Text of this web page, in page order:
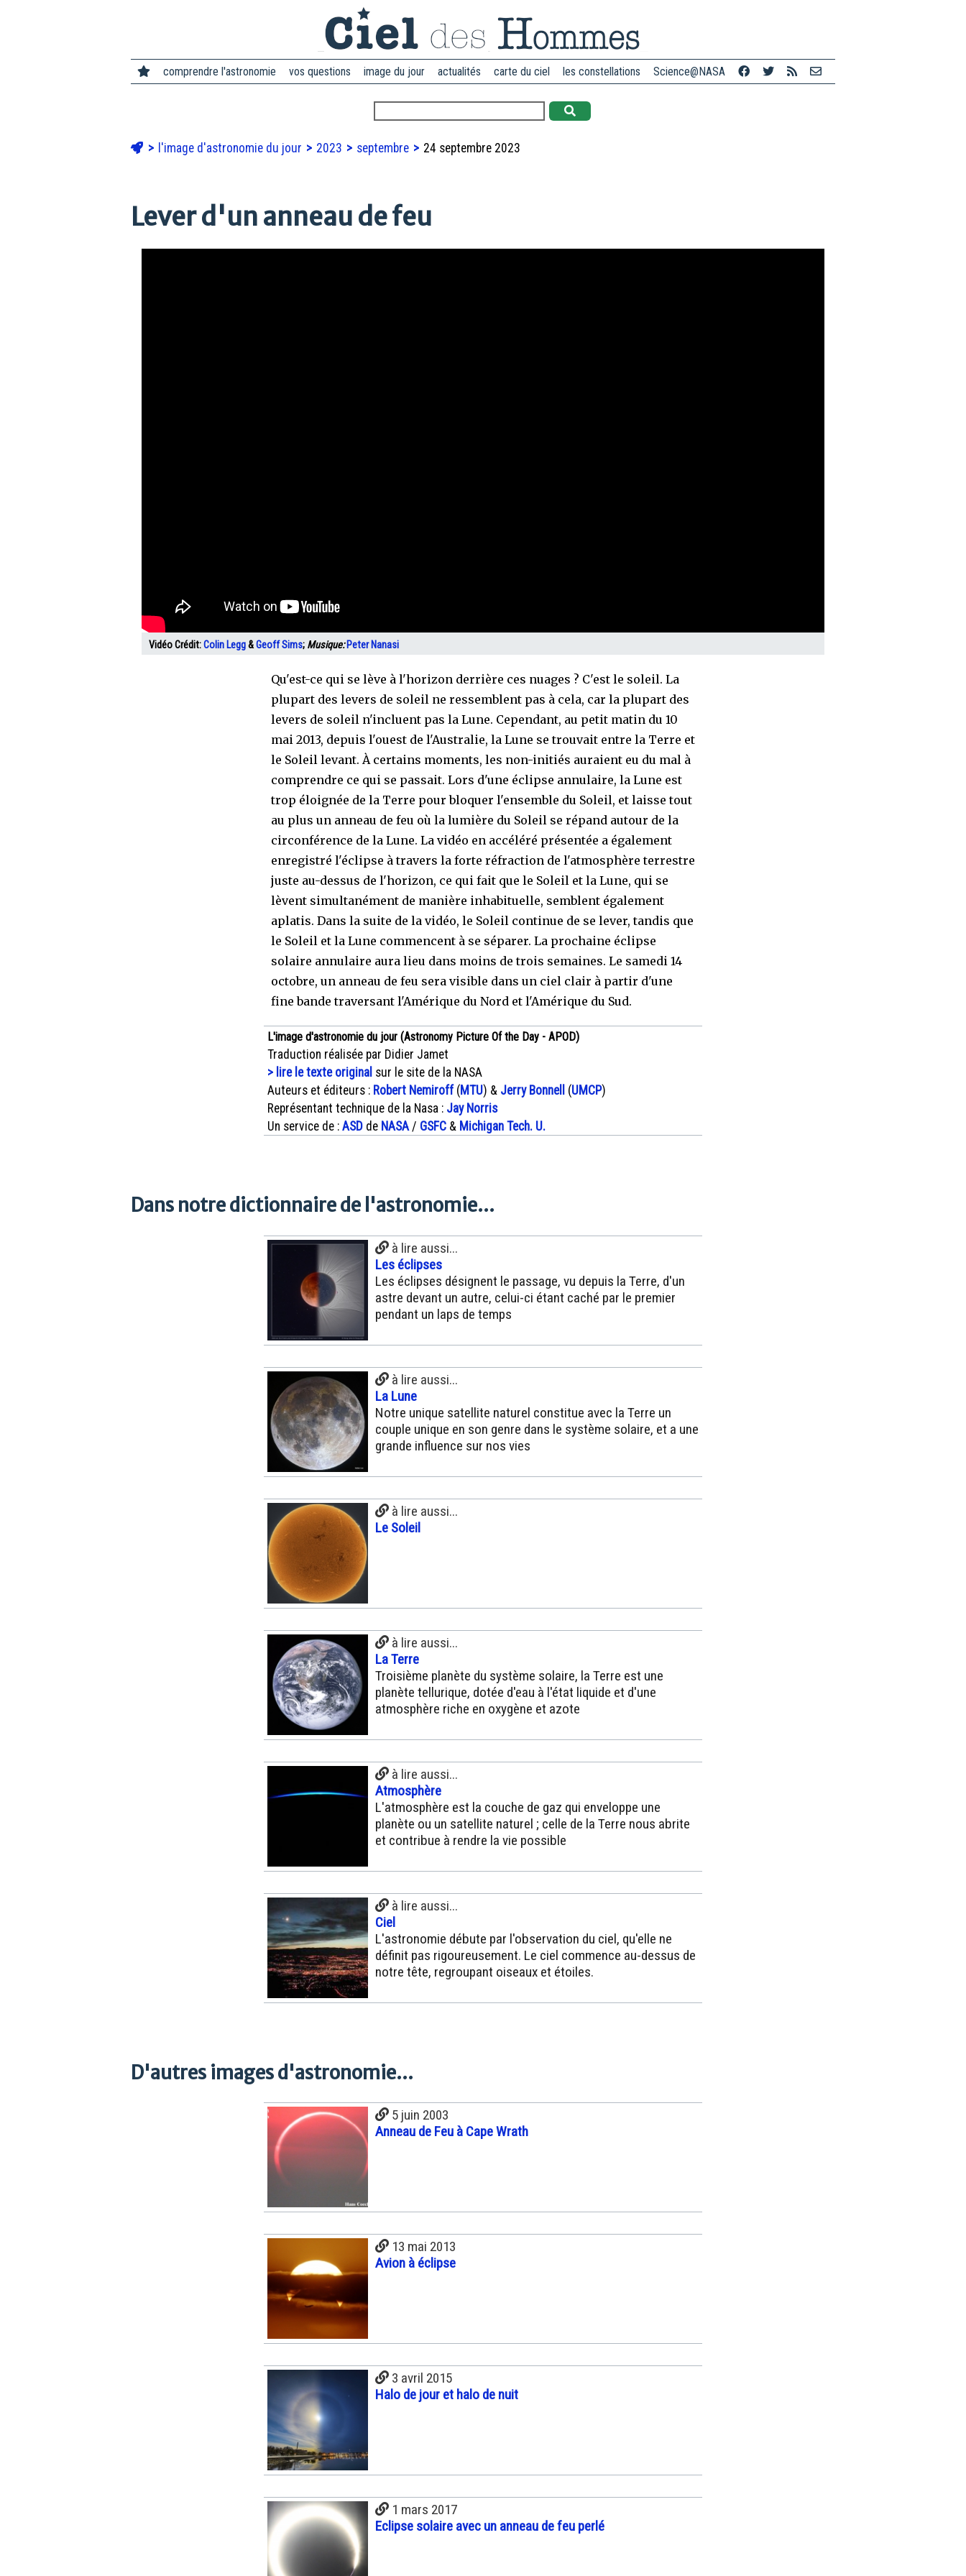
comprendre l'astronomie vos questions image du jour actualités carte du ciel les constellations Science@NASA
l'image d'astronomie du jour 2023 septembre 24 septembre 2023
Lever d'un anneau de feu
Vidéo Crédit:Colin Legg&Geoff Sims; Musique:Peter Nanasi
Qu'est-ce qui se lève à l'horizon derrière ces nuages ? C'est le soleil. La
plupart des levers de soleil ne ressemblent pas à cela, car la plupart des
levers de soleil n'incluent pas la Lune. Cependant, au petit matin du 10
mai 2013, depuis l'ouest de l'Australie, la Lune se trouvait entre la Terre et
le Soleil levant. À certains moments, les non-initiés auraient eu du mal à
comprendre ce qui se passait. Lors d'une éclipse annulaire, la Lune est
trop éloignée de la Terre pour bloquer l'ensemble du Soleil, et laisse tout
au plus un anneau de feu où la lumière du Soleil se répand autour de la
circonférence de la Lune. La vidéo en accéléré présentée a également
enregistré l'éclipse à travers la forte réfraction de l'atmosphère terrestre
juste au-dessus de l'horizon, ce qui fait que le Soleil et la Lune, qui se
lèvent simultanément de manière inhabituelle, semblent également
aplatis. Dans la suite de la vidéo, le Soleil continue de se lever, tandis que
le Soleil et la Lune commencent à se séparer. La prochaine éclipse
solaire annulaire aura lieu dans moins de trois semaines. Le samedi 14
octobre, un anneau de feu sera visible dans un ciel clair à partir d'une
fine bande traversant l'Amérique du Nord et l'Amérique du Sud.
L'image d'astronomie du jour (Astronomy Picture Of the Day - APOD)
Traduction réalisée par Didier Jamet
> lire le texte original sur le site de la NASA
Auteurs et éditeurs : Robert Nemiroff(MTU) & Jerry Bonnell (UMCP)
Représentant technique de la Nasa : Jay Norris
Un service de : ASD de NASA / GSFC & Michigan Tech. U.
Dans notre dictionnaire de l'astronomie...
à lire aussi...
Les éclipses
Les éclipses désignent le passage, vu depuis la Terre, d'un
astre devant un autre, celui-ci étant caché par le premier
pendant un laps de temps
à lire aussi...
La Lune
Notre unique satellite naturel constitue avec la Terre un
couple unique en son genre dans le système solaire, et a une
grande influence sur nos vies
à lire aussi...
Le Soleil
à lire aussi...
La Terre
Troisième planète du système solaire, la Terre est une
planète tellurique, dotée d'eau à l'état liquide et d'une
atmosphère riche en oxygène et azote
à lire aussi...
Atmosphère
L'atmosphère est la couche de gaz qui enveloppe une
planète ou un satellite naturel ; celle de la Terre nous abrite
et contribue à rendre la vie possible
à lire aussi...
Ciel
L'astronomie débute par l'observation du ciel, qu'elle ne
définit pas rigoureusement. Le ciel commence au-dessus de
notre tête, regroupant oiseaux et étoiles.
D'autres images d'astronomie...
5 juin 2003
Anneau de Feu à Cape Wrath
13 mai 2013
Avion à éclipse
3 avril 2015
Halo de jour et halo de nuit
1 mars 2017
Eclipse solaire avec un anneau de feu perlé